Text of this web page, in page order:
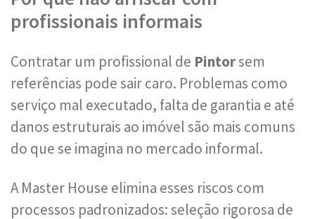
profissionais informais
Contratar um profissional de Pintorsem
referências pode sair caro. Problemas como
serviço mal executado, falta de garantia e até
danos estruturais ao imóvel são mais comuns
do que se imagina no mercado informal.
A Master House elimina esses riscos com
processos padronizados: seleção rigorosa de